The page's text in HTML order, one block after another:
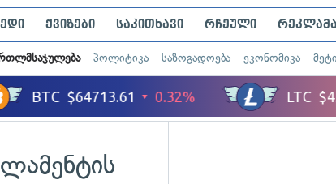
ქვიზები საკითხავი რჩეული რეკლამა
პოლიტიკა საზოგადოება ეკონომიკა მეტი